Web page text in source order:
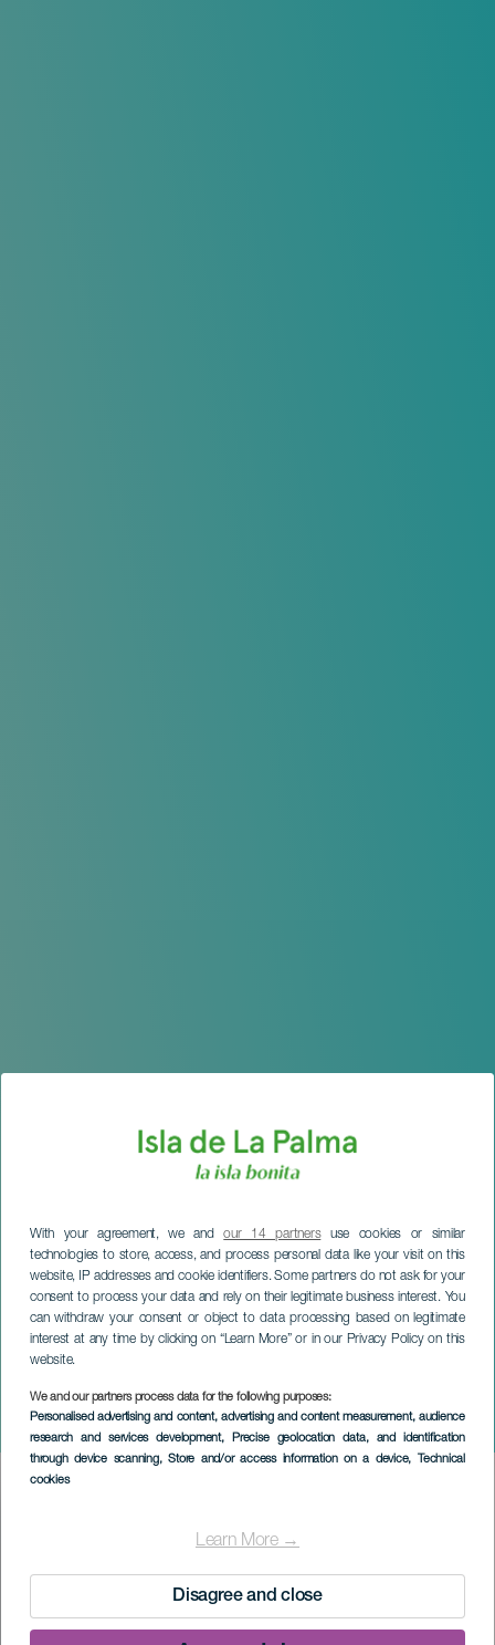
With your agreement, we andour 14 partnersuse cookies or similar
technologies to store, access, and process personal data like your visit on this
website, IP addresses and cookie identifiers. Some partners do not ask for your
consent to process your data and rely on their legitimate business interest. You
can withdraw your consent or object to data processing based on legitimate
interest at any time by clicking on “Learn More” or in our Privacy Policy on this
website.
We and our partners process data for the following purposes:
Personalised advertising and content, advertising and content measurement, audience
research and services development, Precise geolocation data, and identification
through device scanning, Store and/or access information on a device, Technical
cookies
Learn More →
Disagree and close
Pasión Almodóvar
LA PALMA
Imagen